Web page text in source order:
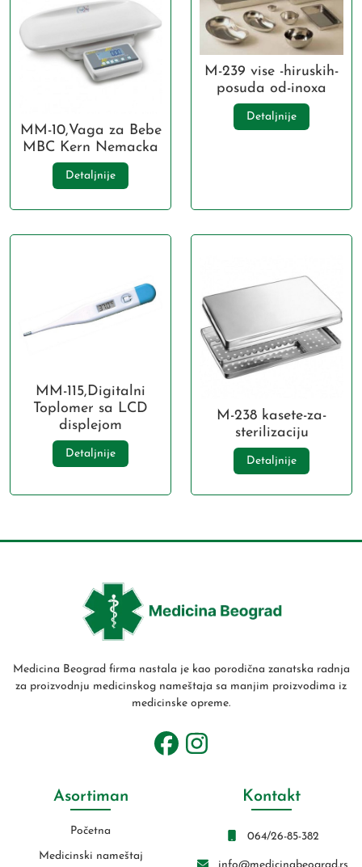
MM-10,Vaga za Bebe
MBC Kern Nemacka
Detaljnije
M-239 vise -hiruskih-
posuda od-inoxa
Detaljnije
MM-115,Digitalni
Toplomer sa LCD
displejom
Detaljnije
M-238 kasete-za-
sterilizaciju
Detaljnije
Medicina Beograd firma nastala je kao porodična zanatska radnja
za proizvodnju medicinskog nameštaja sa manjim proizvodima iz
medicinske opreme.
Asortiman
Početna
Medicinski nameštaj
Kontakt
064/26-85-382